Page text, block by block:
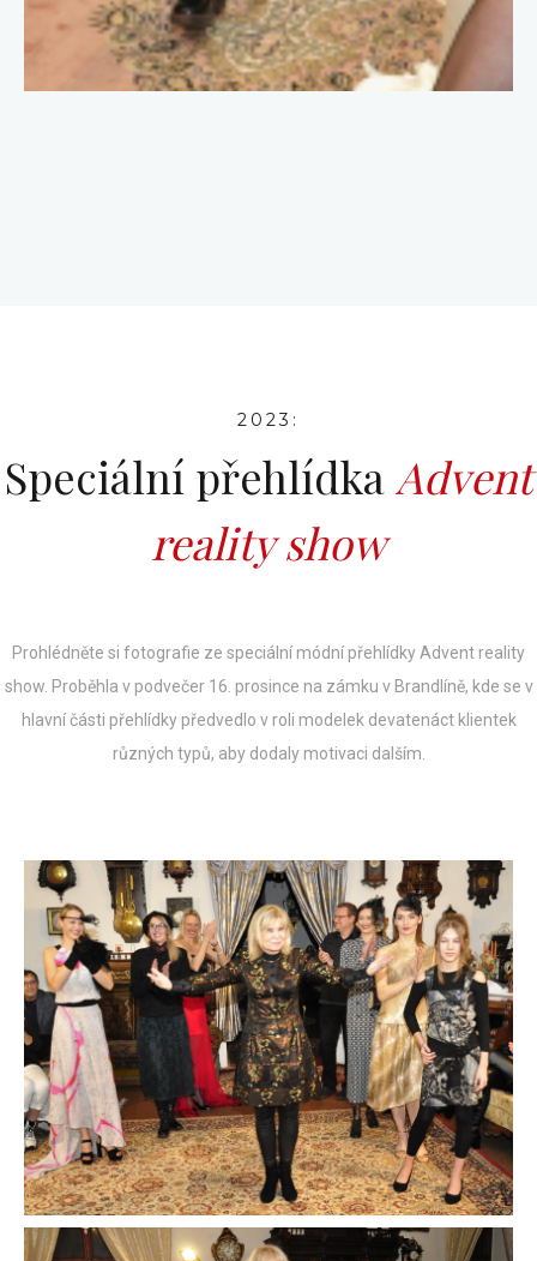
2023:
Speciální přehlídka Advent
reality show
Prohlédněte si fotografie ze speciální módní přehlídky Advent reality
show. Proběhla v podvečer 16. prosince na zámku v Brandlíně, kde se v
hlavní části přehlídky předvedlo v roli modelek devatenáct klientek
různých typů, aby dodaly motivaci dalším.